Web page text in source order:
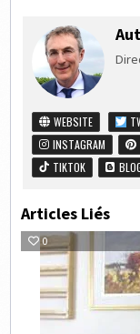
WEBSITE
INSTAGRAM
TIKTOK
Articles Liés
0